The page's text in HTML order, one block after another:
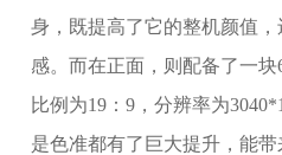
身，既提高了它的整机颜值
感。而在正面，则配备了一
比例为19：9，分辨率为
是色准都有了巨大提升，能带